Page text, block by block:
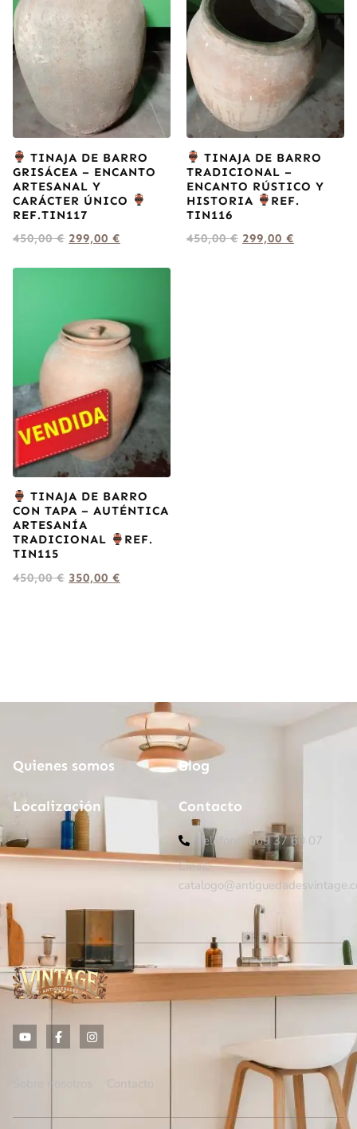
TINAJA DE BARRO
GRISÁCEA – ENCANTO
ARTESANAL Y
CARÁCTER ÚNICO
REF.TIN117
450,00€ 299,00 €
TINAJA DE BARRO
TRADICIONAL –
ENCANTO RÚSTICO Y
HISTORIA
REF.
TIN116
450,00€ 299,00 €
TINAJA DE BARRO
CON TAPA – AUTÉNTICA
ARTESANÍA
TRADICIONAL
REF.
TIN115
450,00€ 350,00 €
Quienes somos Blog
Localización Contacto
Teléfono: 669 37 60 07
Email:
Sobre nosotros Contacto